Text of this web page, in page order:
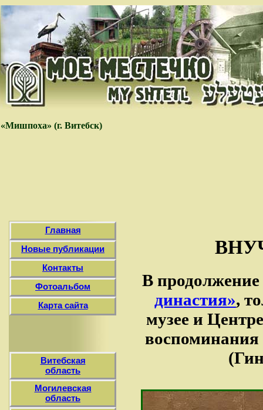
«Мишпоха» (г. Витебск)
Главная
Новые публикации
Контакты
Фотоальбом
Карта сайта
Витебская
область
Могилевская
область
В
династия»,
музее и